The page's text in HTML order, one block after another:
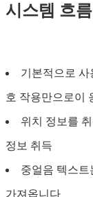
시스템 흐름
기본적으로
호 작용만으로이
위치 정보를
정보 취득
중얼음 텍스트
가져옵니다